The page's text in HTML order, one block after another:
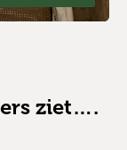
ziet….